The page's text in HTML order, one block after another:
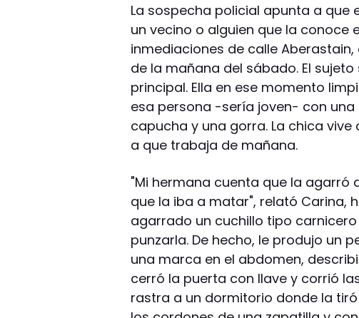
La sospecha policial apunta a que
un vecino o alguien que la conoce
inmediaciones de calle Aberastain,
de la mañana del sábado. El
principal. Ella en ese momento
esa persona -sería joven- con
capucha y una gorra. La chica
a que trabaja de mañana.
"Mi hermana cuenta que la agarró
que la iba a matar", relató Carina,
agarrado un cuchillo tipo
punzarla. De hecho, le produjo un
una marca en el abdomen,
cerró la puerta con llave y corrió
rastra a un dormitorio donde la